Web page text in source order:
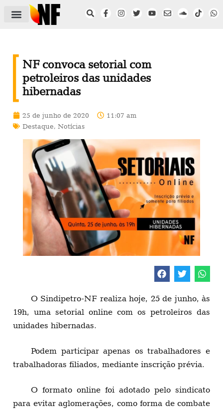
NF convoca setorial com
petroleiros das unidades
hibernadas
25 de junho de 2020
11:07 am
Destaque, Notícias
O Sindipetro-NF realiza hoje, 25 de junho, às
19h, uma setorial online com os petroleiros das
unidades hibernadas.
Podem participar apenas os trabalhadores e
trabalhadoras filiados, mediante inscrição prévia.
O formato online foi adotado pelo sindicato
para evitar aglomerações, como forma de combate